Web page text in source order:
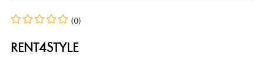
(0)
RENT4STYLE